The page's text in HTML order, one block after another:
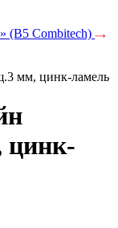
(B5 Combitech)
мм, цинк-ламель
цинк-